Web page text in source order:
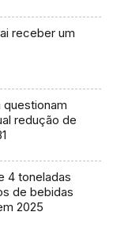
receber um
questionam
redução de
4 toneladas
de bebidas
2025